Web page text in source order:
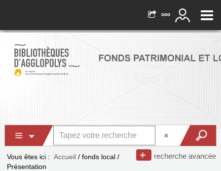
recherche avancée
Vous êtes ici : Accueil / fonds local /
Présentation